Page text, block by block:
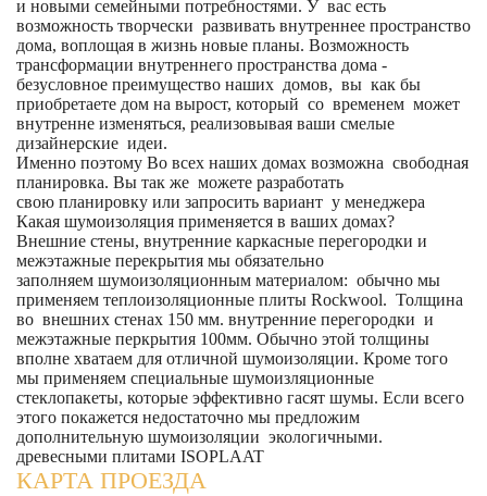
и новыми семейными потребностями. У вас есть
возможность творчески развивать внутреннее пространство
дома, воплощая в жизнь новые планы. Возможность
трансформации внутреннего пространства дома -
безусловное преимущество наших домов, вы как бы
приобретаете дом на вырост, который со временем может
внутренне изменяться, реализовывая ваши смелые
дизайнерские идеи.
Именно поэтому Во всех наших домах возможна свободная
планировка. Вы так же можете разработать
свою планировку или запросить вариант у менеджера
Какая шумоизоляция применяется в ваших домах?
Внешние стены, внутренние каркасные перегородки и
межэтажные перекрытия мы обязательно
заполняем шумоизоляционным материалом: обычно мы
применяем теплоизоляционные плиты Rockwool. Толщина
во внешних стенах 150 мм. внутренние перегородки и
межэтажные перкрытия 100мм. Обычно этой толщины
вполне хватаем для отличной шумоизоляции. Кроме того
мы применяем специальные шумоизляционные
стеклопакеты, которые эффективно гасят шумы. Если всего
этого покажется недостаточно мы предложим
дополнительную шумоизоляции экологичными.
древесными плитами ISOPLAAT
КАРТА ПРОЕЗДА